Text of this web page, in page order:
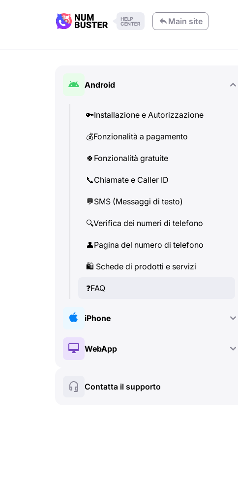
Main site
Android
🔑Installazione e Autorizzazione
💰Fonzionalità a pagamento
🍀 Fonzionalità gratuite
📞Chiamate e Caller ID
💬SMS (Messaggi di testo)
🔍Verifica dei numeri di telefono
👤Pagina del numero di telefono
🛍 ️ Schede di prodotti e servizi
❓FAQ
iPhone
🔑 Installazione e Autorizzazione
🍀Fonzionalità gratuite
WebApp
Contatta il supporto